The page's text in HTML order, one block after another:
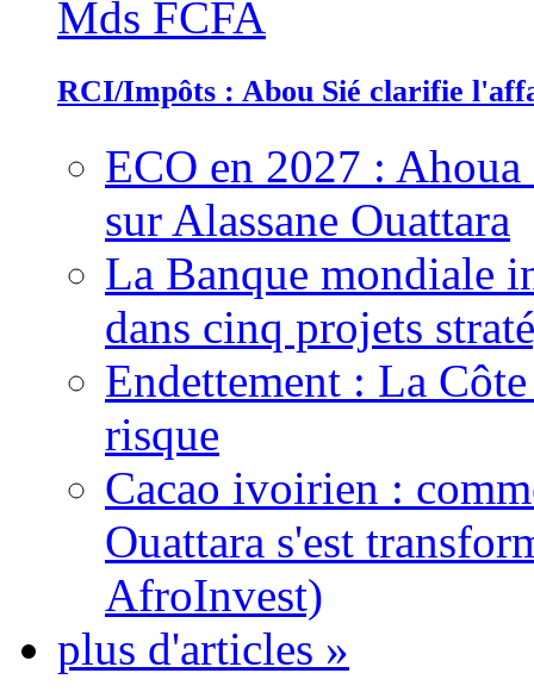
RCI/Impôts : Abou Sié clarifie
ECO en 2027 :
sur Alassane Ouattara
La Banque mondiale
dans cinq projets
Endettement : La
risque
Cacao ivoirien :
Ouattara s'est
AfroInvest)
plus d'articles »